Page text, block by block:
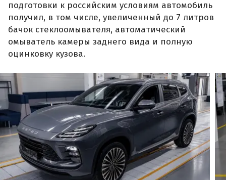
подготовки к российским условиям автомобиль
получил, в том числе, увеличенный до 7 литров
бачок стеклоомывателя, автоматический
омыватель камеры заднего вида и полную
оцинковку кузова.